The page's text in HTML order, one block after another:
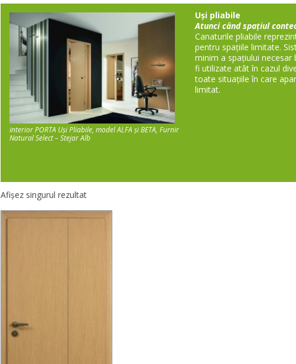
interior PORTA Uși Pliabile, model ALFA şi BETA, Furnir
Natural Select – Stejar Alb
Uși pliabile
Atunci când spațiul
Canaturile pliabile
pentru spaţiile limitate.
minim a spaţiului
fi utilizate atât în cazul
toate situaţiile în care
limitat.
Afișez singurul rezultat